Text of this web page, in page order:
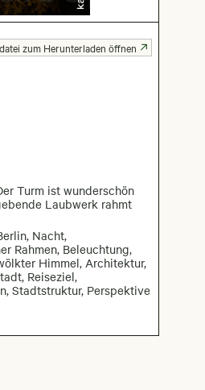
Turm ist wunderschön
Laubwerk rahmt
Nacht,
Rahmen, Beleuchtung,
Himmel, Architektur,
Reiseziel,
Stadtstruktur, Perspektive
zum Herunterladen öffnen